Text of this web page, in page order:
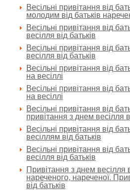
Весільні привітання від
молодим від батьків
Весільні привітання від
весілля від батьків
Весільні привітання від
весілля від батьків
Весільні привітання від
на весіллі
Весільні привітання від
на весіллі
Весільні привітання від
привітання з днем весілля
Весільні привітання від
весіллям від батьків
Весільні привітання від
весілля від батьків
Привітання з днем весілля
нареченого, нареченої.
від батьків